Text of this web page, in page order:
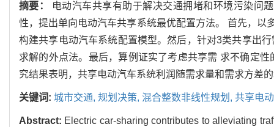
摘要：
电动汽车共享有助于解决交通拥堵和环境污染问
性，提出单向电动汽车共享系统最优配置方法。 首先，
构建共享电动汽车系统配置模型。然后，针对3类共享出
求解的外点法。最后，算例证实了考虑共享需 求不确定
究结果表明，共享电动汽车系统利润随需求量和需求方差
关键词: 城市交通, 规划决策, 混合整数非线性规划, 共享电
Abstract: Electric car-sharing contributes to alleviating